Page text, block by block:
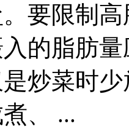
要限制
的脂肪
炒菜时
、 ...